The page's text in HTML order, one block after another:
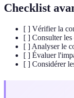
Checklist
[ ] Vérifier la
[ ] Consulter
[ ] Analyser le
[ ] Évaluer
[ ] Considérer